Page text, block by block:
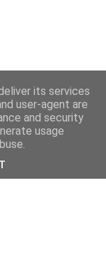
its services
user-agent are
and security
usage